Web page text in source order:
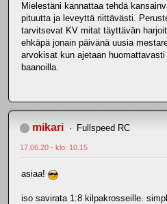
Mielestäni kannattaa tehdä
pituutta ja leveyttä riittävästi.
tarvitsevat KV mitat täyttävän
ehkäpä jonain päivänä uusia
arvokisat kun ajetaan
baanoilla.
mikari Fullspeed RC
17.06.20 - klo: 10.15
asiaa!
iso savirata 1:8 kilpakrosseille.